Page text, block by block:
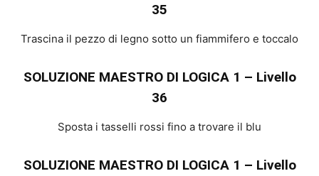
35
Trascina il pezzo di legno sotto un fiammifero e toccalo
SOLUZIONE MAESTRO DI LOGICA 1 – Livello
36
Sposta i tasselli rossi fino a trovare il blu
SOLUZIONE MAESTRO DI LOGICA 1 – Livello